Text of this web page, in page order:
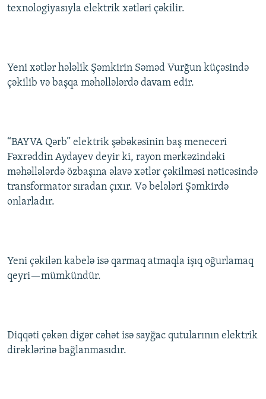
İNFOQRAFIKA
AZƏRBAYCAN ƏDƏBIYYATI KITABXANASI
MISSIYAMIZ
AZADLIQRADIOSU MOBIL TELEFONUNUZDA
RFE/RL-in bütün saytları
texnologiyasıyla elektrik xətləri çəkilir.
Yeni xətlər hələlik Şəmkirin Səməd Vurğun küçəsində
çəkilib və başqa məhəllələrdə davam edir.
“BAYVA Qərb” elektrik şəbəkəsinin baş meneceri
Fəxrəddin Aydayev deyir ki, rayon mərkəzindəki
məhəllələrdə özbaşına əlavə xətlər çəkilməsi nəticəsində
transformator sıradan çıxır. Və belələri Şəmkirdə
onlarladır.
Yeni çəkilən kabelə isə qarmaq atmaqla işıq oğurlamaq
qeyri—mümkündür.
Diqqəti çəkən digər cəhət isə sayğac qutularının elektrik
dirəklərinə bağlanmasıdır.